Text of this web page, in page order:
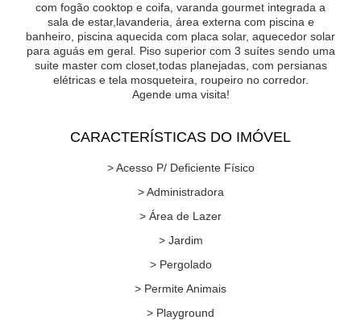
com fogão cooktop e coifa, varanda gourmet integrada a
sala de estar,lavanderia, área externa com piscina e
banheiro, piscina aquecida com placa solar, aquecedor solar
para aguás em geral. Piso superior com 3 suítes sendo uma
suite master com closet,todas planejadas, com persianas
elétricas e tela mosqueteira, roupeiro no corredor.
Agende uma visita!
CARACTERÍSTICAS DO IMÓVEL
> Acesso P/ Deficiente Físico
> Administradora
> Área de Lazer
> Jardim
> Pergolado
> Permite Animais
> Playground